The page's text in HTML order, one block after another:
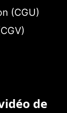
(CGU)
de